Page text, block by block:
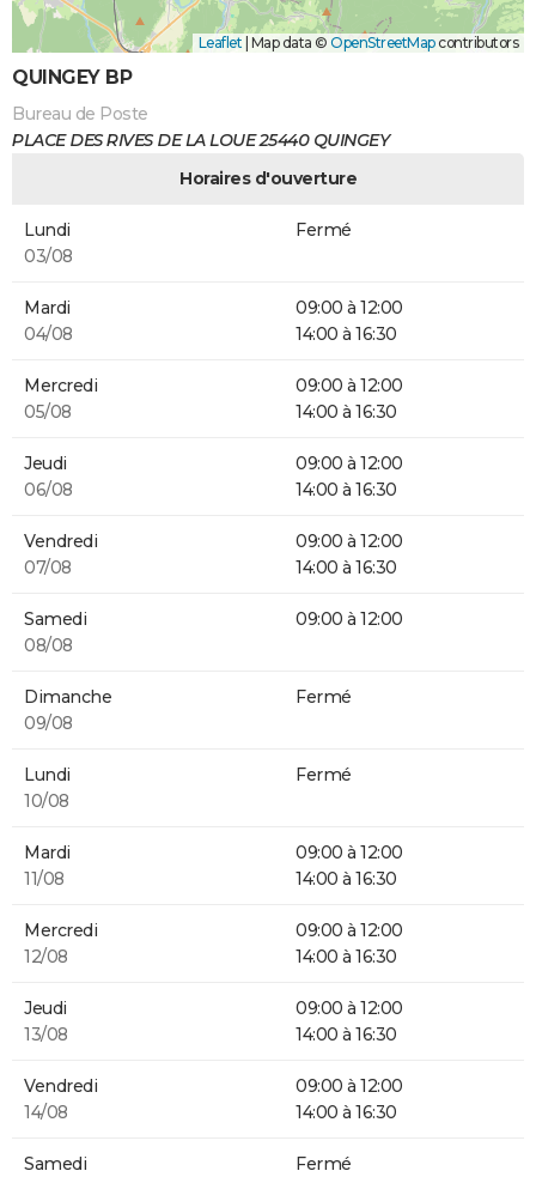
Leaflet Map data © OpenStreetMapcontributors
QUINGEY BP
Bureau de Poste
PLACE DES RIVES DE LA LOUE 25440 QUINGEY
Horaires d'ouverture
Lundi
03/08
Fermé
Mardi
04/08
09:00 à 12:00
14:00 à 16:30
Mercredi
05/08
09:00 à 12:00
14:00 à 16:30
Jeudi
06/08
09:00 à 12:00
14:00 à 16:30
Vendredi
07/08
09:00 à 12:00
14:00 à 16:30
Samedi
08/08
09:00 à 12:00
Dimanche
09/08
Fermé
Lundi
10/08
Fermé
Mardi
11/08
09:00 à 12:00
14:00 à 16:30
Mercredi
12/08
09:00 à 12:00
14:00 à 16:30
Jeudi
13/08
09:00 à 12:00
14:00 à 16:30
Vendredi
14/08
09:00 à 12:00
14:00 à 16:30
Samedi
Fermé